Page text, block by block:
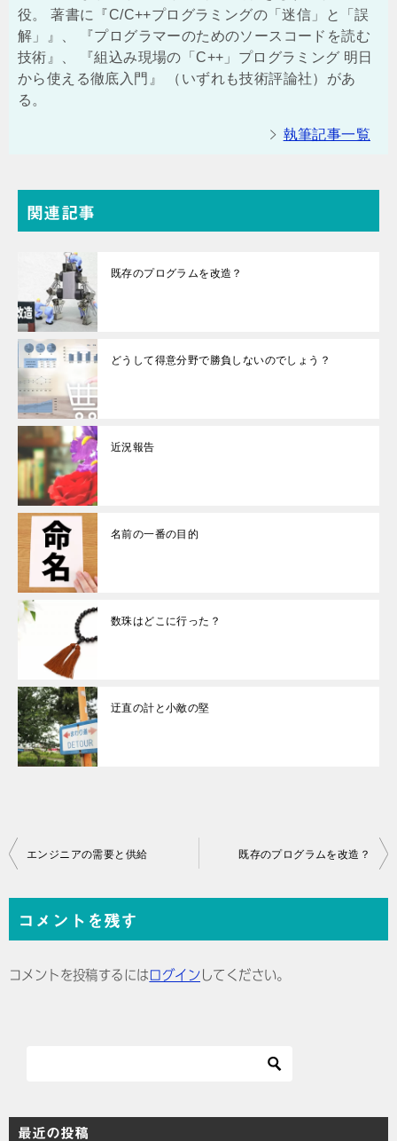
役。 著書に『C/C++プログラミングの「迷信」と「誤
解」』、 『プログラマーのためのソースコードを読む
技術』、 『組込み現場の「C++」プログラミング 明日
から使える徹底入門』 （いずれも技術評論社）があ
る。
執筆記事一覧
関連記事
既存のプログラムを改造？
どうして得意分野で勝負しないのでしょう？
近況報告
名前の一番の目的
数珠はどこに行った？
迂直の計と小敵の堅
投
ビ
エンジニアの需要と供給 既存のプログラムを改造？
コメントを残す
コメントを投稿するにはログインしてください。
最近の投稿